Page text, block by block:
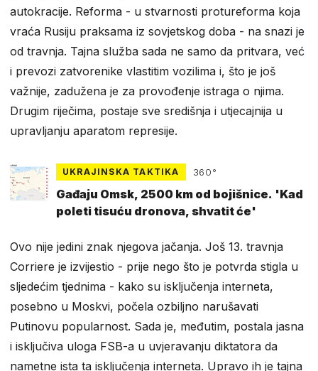
autokracije. Reforma - u stvarnosti protureforma koja
vraća Rusiju praksama iz sovjetskog doba - na snazi ​​je
od travnja. Tajna služba sada ne samo da pritvara, već
i prevozi zatvorenike vlastitim vozilima i, što je još
važnije, zadužena je za provođenje istraga o njima.
Drugim riječima, postaje sve središnja i utjecajnija u
upravljanju aparatom represije.
UKRAJINSKA TAKTIKA 360°
Gađaju Omsk, 2500 km od bojišnice. 'Kad
poleti tisuću dronova, shvatit će'
Ovo nije jedini znak njegova jačanja. Još 13. travnja
Corriere je izvijestio - prije nego što je potvrda stigla u
sljedećim tjednima - kako su isključenja interneta,
posebno u Moskvi, počela ozbiljno narušavati
Putinovu popularnost. Sada je, međutim, postala jasna
i isključiva uloga FSB-a u uvjeravanju diktatora da
nametne ista ta isključenja interneta. Upravo ih je tajna